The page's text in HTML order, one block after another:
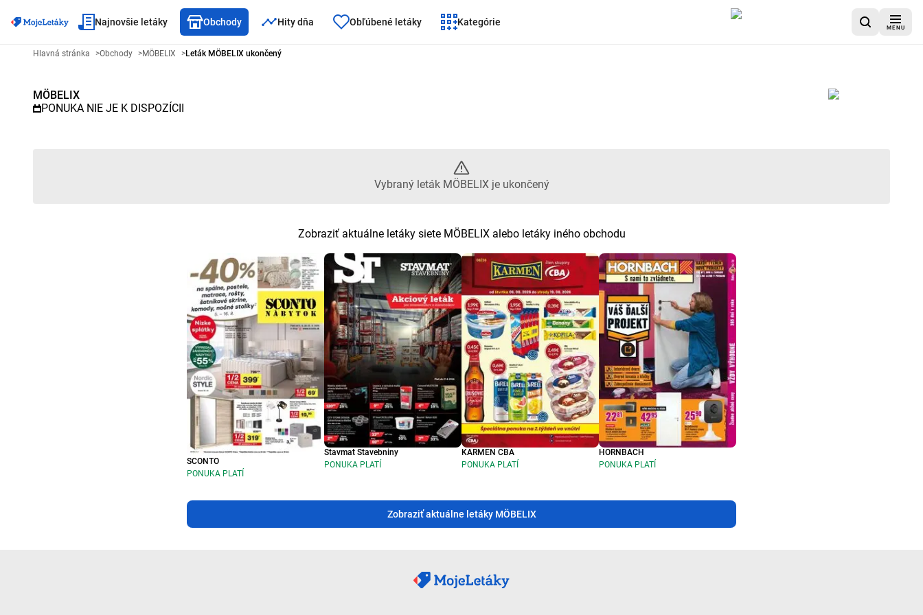
Najnovšie letáky Obchody Hity dňa Obľúbené letáky Kategórie
MENU
Reklamný leták MÖBELIX - Vybraný leták MÖBELIX je ukončený
Hlavná stránka >Obchody >MÖBELIX >Leták MÖBELIX ukončený
MÖBELIX
PONUKA NIE JE K DISPOZÍCII
Vybraný leták MÖBELIX je ukončený
Zobraziť aktuálne letáky siete MÖBELIX alebo letáky iného obchodu
SCONTO
PONUKA PLATÍ
Stavmat Stavebniny
PONUKA PLATÍ
KARMEN CBA
PONUKA PLATÍ
HORNBACH
PONUKA PLATÍ
Zobraziť aktuálne letáky MÖBELIX